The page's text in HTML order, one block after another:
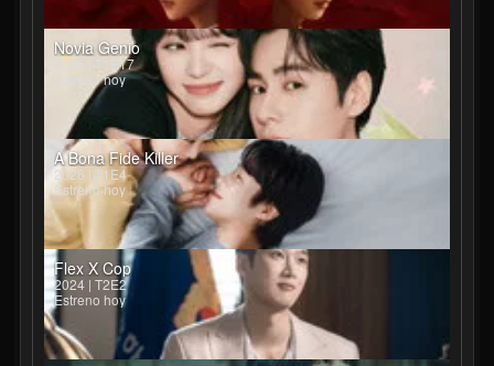
Novia Genio
2026 | T1E17
Estreno hoy
A Bona Fide Killer
2026 | T1E4
Estreno hoy
Flex X Cop
2024 | T2E2
Estreno hoy